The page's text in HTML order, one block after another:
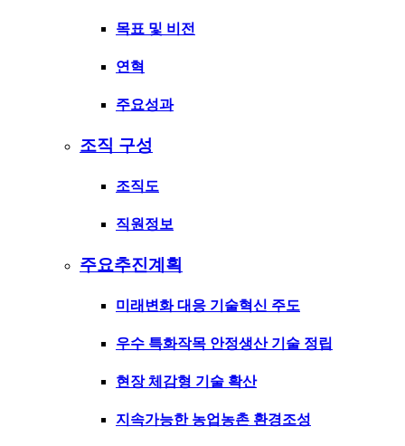
목표 및 비전
연혁
주요성과
조직 구성
조직도
직원정보
주요추진계획
미래변화 대응 기술혁신 주도
우수 특화작목 안정생산 기술 정립
현장 체감형 기술 확산
지속가능한 농업농촌 환경조성